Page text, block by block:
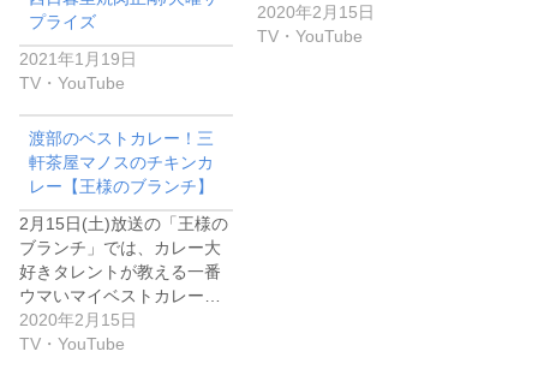
プライズ
2021年1月19日
TV・YouTube
2020年2月15日
TV・YouTube
渡部のベストカレー！三
軒茶屋マノスのチキンカ
レー【王様のブランチ】
2月15日(土)放送の「王様の
ブランチ」では、カレー大
好きタレントが教える一番
ウマいマイベストカレー…
2020年2月15日
TV・YouTube